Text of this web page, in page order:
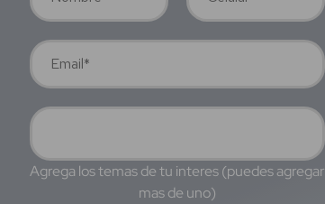
Agrega los temas de tu interes (puedes agregar
mas de uno)